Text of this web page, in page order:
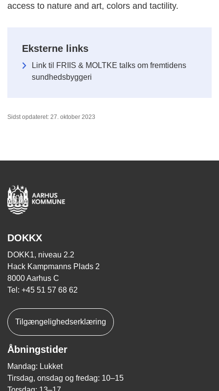
access to nature and art, colors and tactility.
Eksterne links
Link til FRIIS & MOLTKE talks om fremtidens
sundhedsbyggeri
Sidst opdateret: 27. oktober 2023
DOKKX
DOKK1, niveau 2.2
Hack Kampmanns Plads 2
8000 Aarhus C
Tel: +45 51 57 68 62
Tilgængelighedserklæring
Åbningstider
Mandag: Lukket
Tirsdag, onsdag og fredag: 10–15